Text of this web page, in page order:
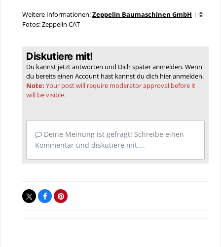
Weitere Informationen:Zeppelin Baumaschinen GmbH | ©
Fotos: Zeppelin CAT
Diskutiere mit!
Du kannst jetzt antworten und Dich später anmelden. Wenn
du bereits einen Account hast kannst du dich hieranmelden.
Note: Your post will require moderator approval before it
will be visible.
Deine Meinung ist gefragt! Schreibe einen
Kommentar und diskutiere mit....